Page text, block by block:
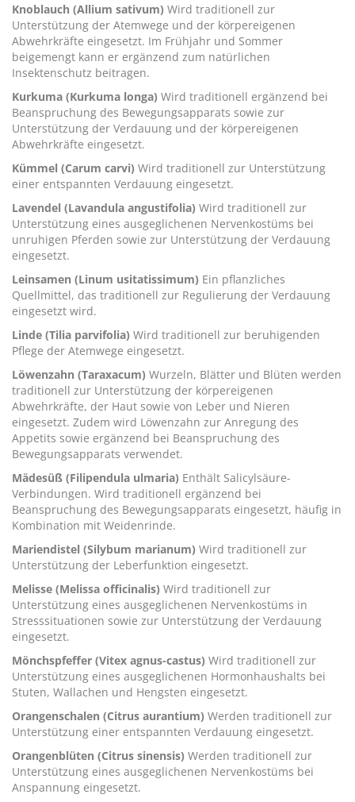
Knoblauch (Allium sativum) Wird traditionell zur
Unterstützung der Atemwege und der körpereigenen
Abwehrkräfte eingesetzt. Im Frühjahr und Sommer
beigemengt kann er ergänzend zum natürlichen
Insektenschutz beitragen.
Kurkuma (Kurkuma longa) Wird traditionell ergänzend bei
Beanspruchung des Bewegungsapparats sowie zur
Unterstützung der Verdauung und der körpereigenen
Abwehrkräfte eingesetzt.
Kümmel (Carum carvi) Wird traditionell zur Unterstützung
einer entspannten Verdauung eingesetzt.
Lavendel (Lavandula angustifolia) Wird traditionell zur
Unterstützung eines ausgeglichenen Nervenkostüms bei
unruhigen Pferden sowie zur Unterstützung der Verdauung
eingesetzt.
Leinsamen (Linum usitatissimum) Ein pflanzliches
Quellmittel, das traditionell zur Regulierung der Verdauung
eingesetzt wird.
Linde (Tilia parvifolia) Wird traditionell zur beruhigenden
Pflege der Atemwege eingesetzt.
Löwenzahn (Taraxacum) Wurzeln, Blätter und Blüten werden
traditionell zur Unterstützung der körpereigenen
Abwehrkräfte, der Haut sowie von Leber und Nieren
eingesetzt. Zudem wird Löwenzahn zur Anregung des
Appetits sowie ergänzend bei Beanspruchung des
Bewegungsapparats verwendet.
Mädesüß (Filipendula ulmaria) Enthält Salicylsäure-
Verbindungen. Wird traditionell ergänzend bei
Beanspruchung des Bewegungsapparats eingesetzt, häufig in
Kombination mit Weidenrinde.
Mariendistel (Silybum marianum) Wird traditionell zur
Unterstützung der Leberfunktion eingesetzt.
Melisse (Melissa officinalis) Wird traditionell zur
Unterstützung eines ausgeglichenen Nervenkostüms in
Stresssituationen sowie zur Unterstützung der Verdauung
eingesetzt.
Mönchspfeffer (Vitex agnus-castus) Wird traditionell zur
Unterstützung eines ausgeglichenen Hormonhaushalts bei
Stuten, Wallachen und Hengsten eingesetzt.
Orangenschalen (Citrus aurantium) Werden traditionell zur
Unterstützung einer entspannten Verdauung eingesetzt.
Orangenblüten (Citrus sinensis) Werden traditionell zur
Unterstützung eines ausgeglichenen Nervenkostüms bei
Anspannung eingesetzt.